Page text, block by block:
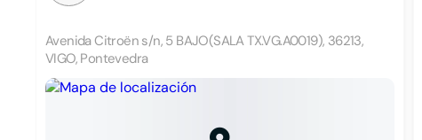
Avenida Citroën s/n, 5 BAJO(SALA TX.VG.A0019), 36213,
VIGO, Pontevedra